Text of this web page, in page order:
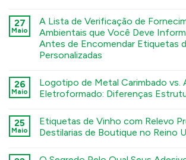
नहीं
Deep
Engraving
Metal
Nametags:
A
Chemical
Etching,
Electroforming,
Processes
में
27
Maio
A Lista de Verificação de
Ambientais que Você Deve
Antes de Encomendar Etiquetas
Personalizadas
नहीं
The
Sourcing
Environmental
Factors
You
26
Maio
Logotipo de Metal Carimbado vs.
Eletroformado: Diferenças
नहीं
Stamped
Metal
25
Maio
Etiquetas de Vinho com Relevo
Destilarias de Boutique no Reino